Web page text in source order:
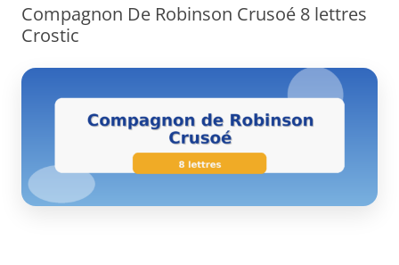
Compagnon De Robinson Crusoé 8 lettres
Crostic